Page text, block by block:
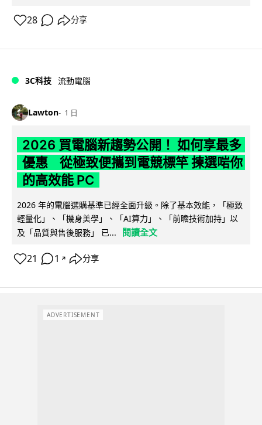
28 分享
3C科技 流動電腦
Lawton 1 日
2026 買電腦新趨勢公開！ 如何享最多
優惠 從極致便攜到電競標竿 揀選啱你
的高效能 PC
2026 年的電腦選購基準已經全面升級。除了基本效能，「極致
輕量化」、「機身美學」、「AI算力」、「前瞻技術加持」以
及「品質與售後服務」 已...
閱讀全文
21 1 ↗ 分享
ADVERTISEMENT